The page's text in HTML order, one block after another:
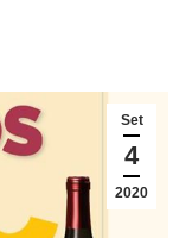
Set
4
2020